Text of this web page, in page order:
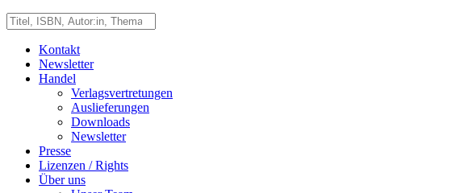
Kontakt
Newsletter
Handel
Verlagsvertretungen
Auslieferungen
Downloads
Newsletter
Presse
Lizenzen / Rights
Über uns